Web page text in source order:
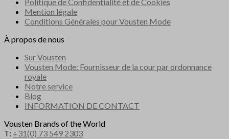
Politique de Confidentialité et de Cookies
Mention légale
Conditions Générales pour Vousten Mode
À propos de nous
Sur Vousten
Vousten Mode: Fournisseur de la cour par ordonnance
royale
Notre service
Blog
INFORMATION DE CONTACT
Vousten Brands of the World
T: +31(0) 73 549 2303